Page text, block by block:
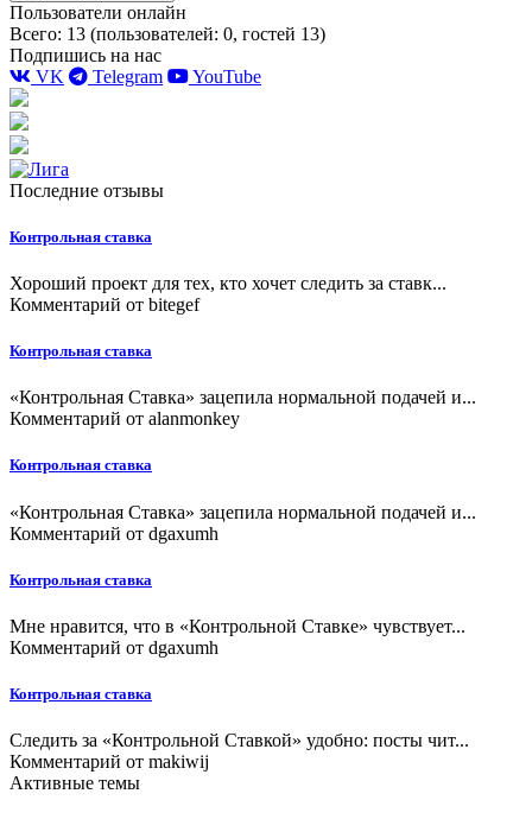
Пользователи онлайн
Всего: 13 (пользователей: 0, гостей 13)
Подпишись на нас
VK
Telegram YouTube
Последние отзывы
Контрольная ставка
Хороший проект для тех, кто хочет следить за ставк...
Комментарий от bitegef
Контрольная ставка
«Контрольная Ставка» зацепила нормальной подачей и...
Комментарий от alanmonkey
Контрольная ставка
«Контрольная Ставка» зацепила нормальной подачей и...
Комментарий от dgaxumh
Контрольная ставка
Мне нравится, что в «Контрольной Ставке» чувствует...
Комментарий от dgaxumh
Контрольная ставка
Следить за «Контрольной Ставкой» удобно: посты чит...
Комментарий от makiwij
Активные темы